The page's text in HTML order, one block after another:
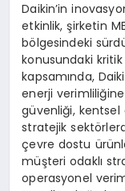
Daikin’in
etkinlik, şirketin
bölgesindeki
konusundaki
kapsamında,
enerji verimliliğine
güvenliği,
stratejik
çevre dostu
müşteri odaklı
operasyonel